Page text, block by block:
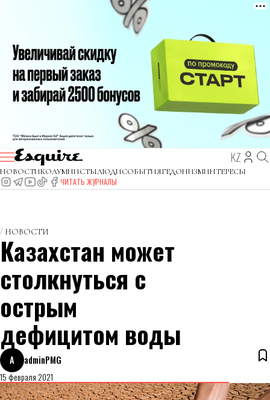
KZ
НОВОСТИКОЛУМНИСТЫЛЮДИСОБЫТИЯГЕДОНИЗМИНТЕРЕСЫ
ЧИТАТЬ ЖУРНАЛЫ
НОВОСТИ
Казахстан может
столкнуться с
острым
дефицитом воды
A
adminPMG
15 февраля 2021